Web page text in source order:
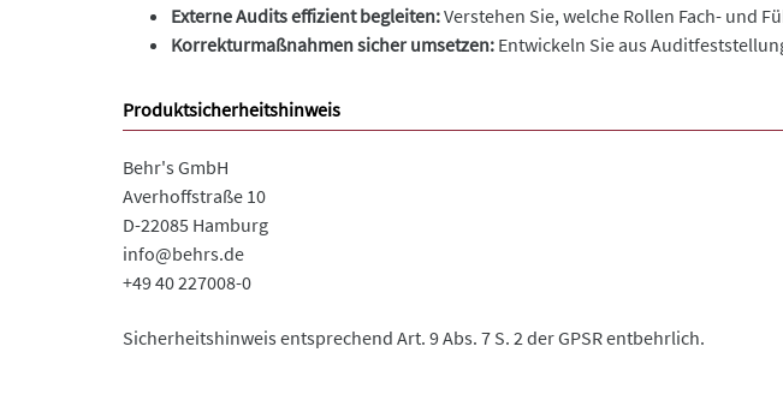
Externe Audits effizient begleiten:Verstehen Sie, welche Rollen Fach- und
Korrekturmaßnahmen sicher umsetzen: Entwickeln Sie aus
Produktsicherheitshinweis
Behr's GmbH
Averhoffstraße 10
D-22085 Hamburg
info@behrs.de
+49 40 227008-0
Sicherheitshinweis entsprechend Art. 9 Abs. 7 S. 2 der GPSR entbehrlich.